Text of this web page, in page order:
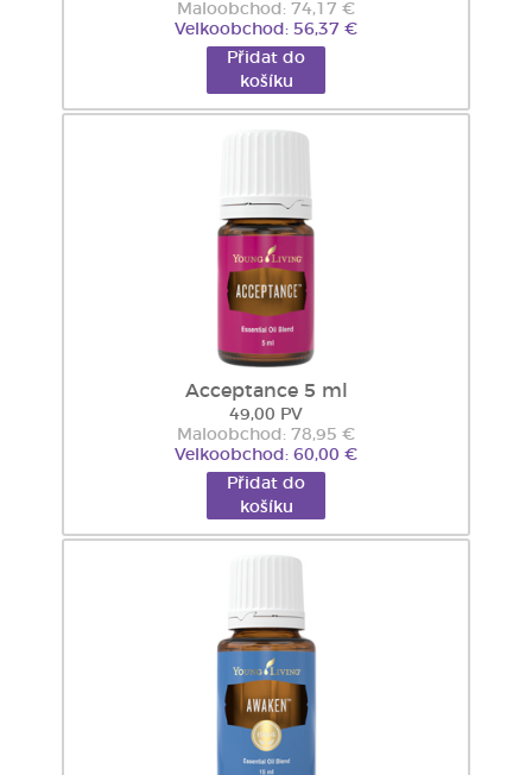
Maloobchod: 74,17 €
Velkoobchod: 56,37 €
Přidat do
košíku
Acceptance 5 ml
49,00 PV
Maloobchod: 78,95 €
Velkoobchod: 60,00 €
Přidat do
košíku